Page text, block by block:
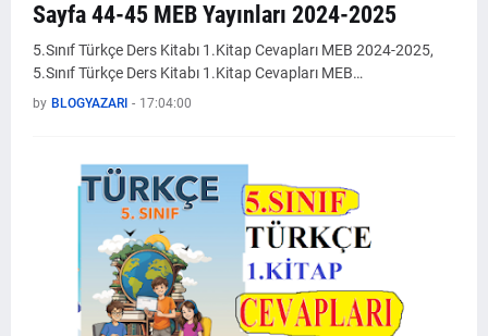
Sayfa 44-45 MEB Yayınları 2024-2025
5.Sınıf Türkçe Ders Kitabı 1.Kitap Cevapları MEB 2024-2025,
5.Sınıf Türkçe Ders Kitabı 1.Kitap Cevapları MEB…
by BLOGYAZARI - 17:04:00